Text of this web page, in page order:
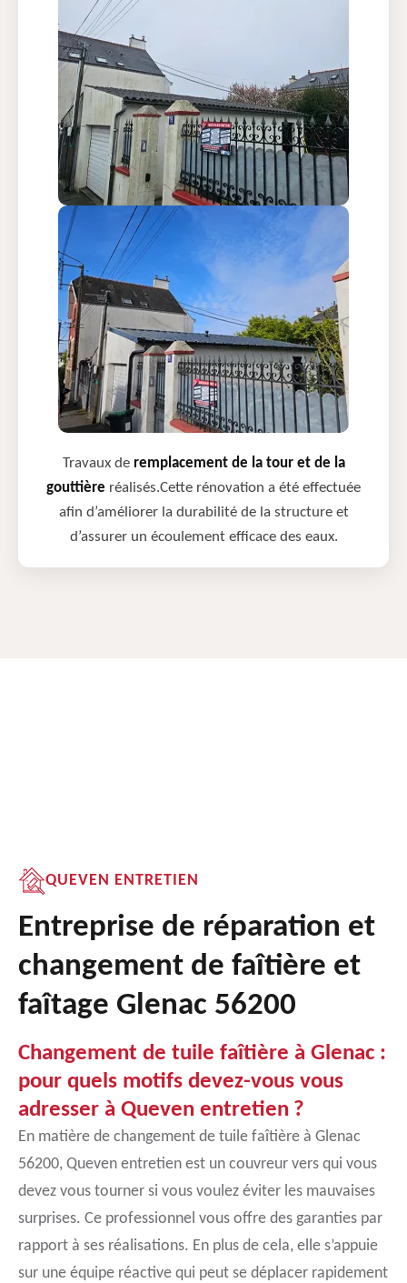
Travaux de remplacement de la tour et de la
gouttière réalisés.Cette rénovation a été effectuée
afin d’améliorer la durabilité de la structure et
d’assurer un écoulement efficace des eaux.
QUEVEN ENTRETIEN
Entreprise de réparation et
changement de faîtière et
faîtage Glenac 56200
Changement de tuile faîtière à Glenac :
pour quels motifs devez-vous vous
adresser à Queven entretien ?
En matière de changement de tuile faîtière à Glenac
56200, Queven entretien est un couvreur vers qui vous
devez vous tourner si vous voulez éviter les mauvaises
surprises. Ce professionnel vous offre des garanties par
rapport à ses réalisations. En plus de cela, elle s’appuie
sur une équipe réactive qui peut se déplacer rapidement